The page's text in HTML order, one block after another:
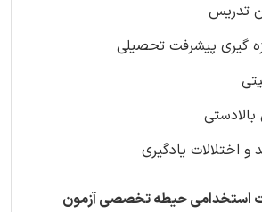
تدریس
گیری پیشرفت تحصیلی
بالادستی
و اختلالات یادگیری
حیطه تخصصی آزمون